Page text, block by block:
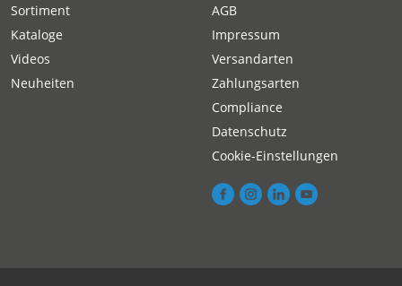
Sortiment
Kataloge
Videos
Neuheiten
AGB
Impressum
Versandarten
Zahlungsarten
Compliance
Datenschutz
Cookie-Einstellungen